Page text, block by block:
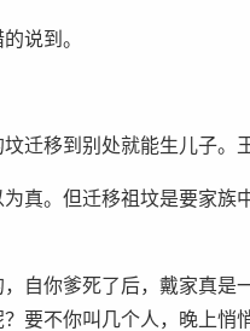
说到。
迁移到别处就能生儿子。
真。但迁移祖坟是要家族
自你爹死了后，戴家真是
要不你叫几个人，晚上悄